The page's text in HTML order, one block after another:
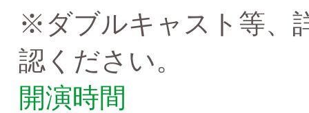
※ダブルキャスト等、
認ください。
開演時間